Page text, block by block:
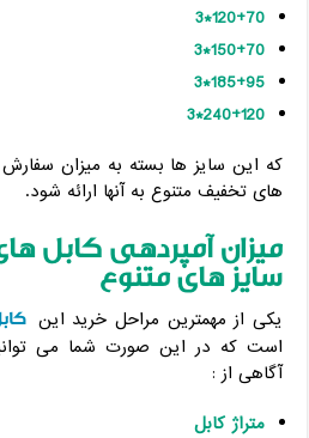
120+70*3
150+70*3
185+95*3
240+120*3
که این سایز ها بسته به میزان
های تخفیف متنوع به آنها ارائه شود.
میزان آمپردهی کابل
سایز های متنوع
یکی از مهمترین مراحل خرید این
است که در این صورت شما می
آگاهی از :
متراژ کابل